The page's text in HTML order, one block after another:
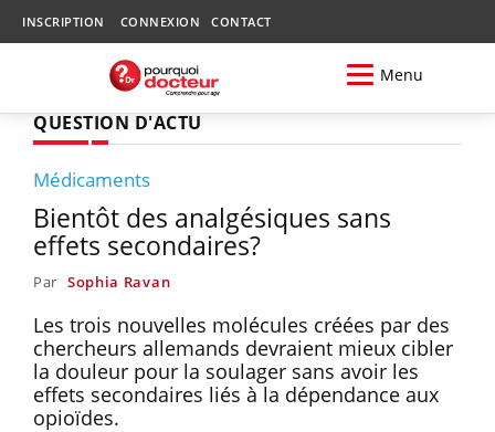
INSCRIPTION CONNEXION CONTACT
Menu
QUESTION D'ACTU
Médicaments
Bientôt des analgésiques sans
effets secondaires?
Par Sophia Ravan
Les trois nouvelles molécules créées par des
chercheurs allemands devraient mieux cibler
la douleur pour la soulager sans avoir les
effets secondaires liés à la dépendance aux
opioïdes.